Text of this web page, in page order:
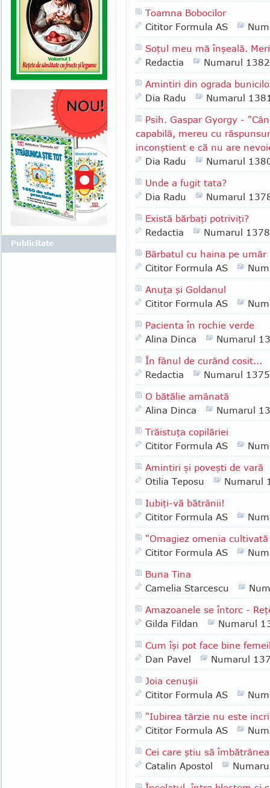
Toamna Bobocilor
Cititor Formula AS
Soţul meu mă înşeală.
Redactia
Numarul 1382
Amintiri din ograda
Dia Radu
Numarul
Psih. Gaspar Gyorgy -
capabilă, mereu cu
inconştient e că nu are
Dia Radu
Numarul
Unde a fugit tata?
Dia Radu
Numarul
Există bărbaţi potriviţi?
Redactia
Numarul 1378
Bărbatul cu haina pe umăr
Cititor Formula AS
Anuţa şi Goldanul
Cititor Formula AS
Pacienta în rochie verde
Alina Dinca
Numarul
În fânul de curând cosit...
Redactia
Numarul 1375
O bătălie amânată
Alina Dinca
Numarul
Trăistuţa copilăriei
Cititor Formula AS
Amintiri şi poveşti de vară
Otilia Teposu
Numarul
Iubiţi-vă bătrânii!
Cititor Formula AS
"Omagiez omenia
Cititor Formula AS
Buna Tina
Camelia Starcescu
Amazoanele se întorc -
Gilda Fildan
Numarul
Cum îşi pot face bine
Dan Pavel
Numarul
Joia cenuşii
Cititor Formula AS
"Iubirea târzie nu este
Cititor Formula AS
Cei care ştiu să
Catalin Apostol
Publicitate